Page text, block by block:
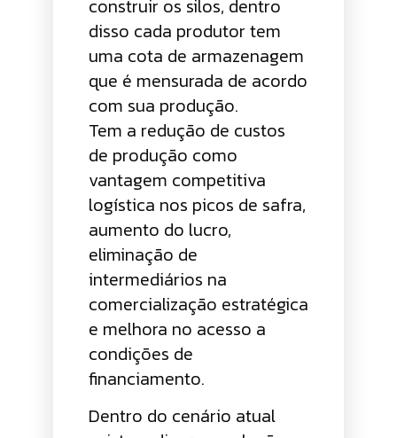
construir os silos, dentro
disso cada produtor tem
uma cota de armazenagem
que é mensurada de acordo
com sua produção.
Tem a redução de custos
de produção como
vantagem competitiva
logística nos picos de safra,
aumento do lucro,
eliminação de
intermediários na
comercialização estratégica
e melhora no acesso a
condições de
financiamento.
Dentro do cenário atual